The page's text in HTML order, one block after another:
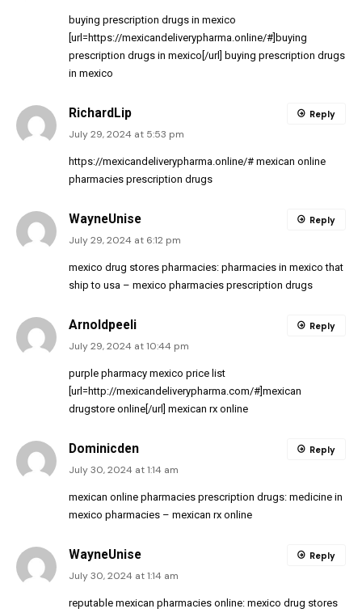
buying prescription drugs in mexico
[url=https://mexicandeliverypharma.online/#]buying
prescription drugs in mexico[/url] buying prescription drugs
in mexico
RichardLip
July 29, 2024 at 5:53 pm
https://mexicandeliverypharma.online/# mexican online
pharmacies prescription drugs
Reply
WayneUnise
July 29, 2024 at 6:12 pm
mexico drug stores pharmacies: pharmacies in mexico that
ship to usa – mexico pharmacies prescription drugs
Reply
Arnoldpeeli
July 29, 2024 at 10:44 pm
purple pharmacy mexico price list
[url=http://mexicandeliverypharma.com/#]mexican
drugstore online[/url] mexican rx online
Reply
Dominicden
July 30, 2024 at 1:14 am
mexican online pharmacies prescription drugs: medicine in
mexico pharmacies – mexican rx online
Reply
WayneUnise
July 30, 2024 at 1:14 am
reputable mexican pharmacies online: mexico drug stores
Reply